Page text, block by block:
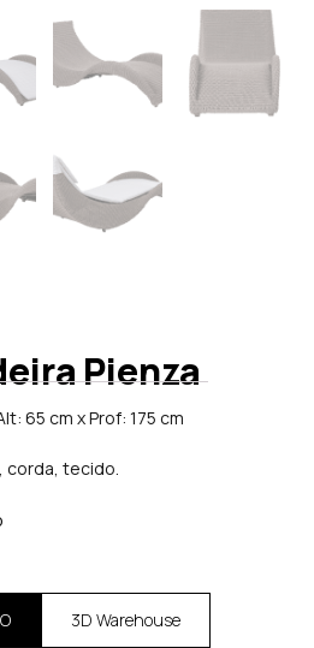
Pienza
65 cm x Prof: 175 cm
corda, tecido.
3D Warehouse